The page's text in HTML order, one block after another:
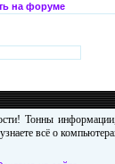
на форуме
Тонны
всё о